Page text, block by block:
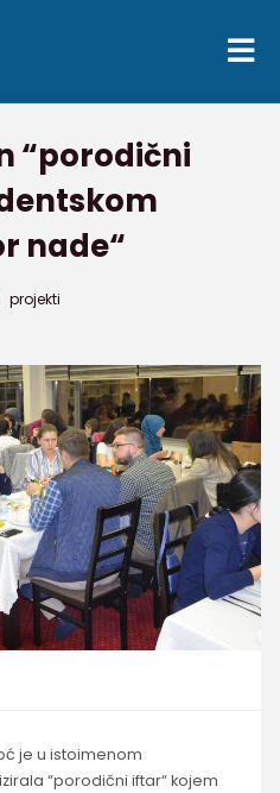
“porodični
nade“
projekti
je u istoimenom
“porodični iftar“ kojem